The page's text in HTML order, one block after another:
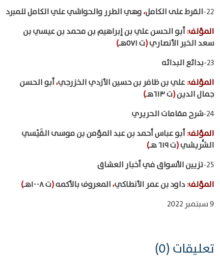
22- القرط على الكامل،وهي الطرر والحواشي علي الكامل للمبرد
المؤلف:أبو الحسن علي بن إبراهيم بن محمد بن عيسي بن
سعد الخير الأنصاري(ت ٥٧١هـ
)
23- بدائع البدائه
المؤلف:علي بن ظافر بن حسين الأزدي الخزرجي،أبو الحسن
جمال الدين(ت ٦١٣هـ
)
24- شرح مقامات الحريري
المؤلف:أبو عباس أحمد بن عبد المؤمن بن موسى القَيْسي
الشُّريشي(ت ٦١٩ هـ
)
25- تزيين الأسواق في أخبار العشاق
المؤلف:داود بن عمر الأنطاكي،المعروف بالأكمه(ت ١٠٠٨هـ
)
9 سبتمبر 2022
تعليقات (0)